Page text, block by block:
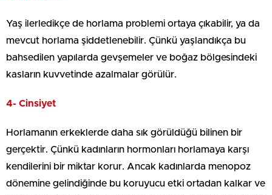
Yaş ilerledikçe de horlama problemi ortaya çıkabilir, ya da
mevcut horlama şiddetlenebilir. Çünkü yaşlandıkça bu
bahsedilen yapılarda gevşemeler ve boğaz bölgesindeki
kasların kuvvetinde azalmalar görülür.
4- Cinsiyet
Horlamanın erkeklerde daha sık görüldüğü bilinen bir
gerçektir. Çünkü kadınların hormonları horlamaya karşı
kendilerini bir miktar korur. Ancak kadınlarda menopoz
dönemine gelindiğinde bu koruyucu etki ortadan kalkar ve